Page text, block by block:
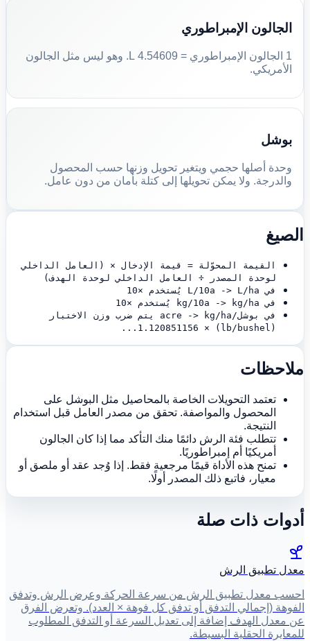
الجالون الإمبراطوري
1 الجالون الإمبراطوري = 4.54609 L. وهو ليس مثل الجالون
الأمريكي.
بوشل
وحدة أصلها حجمي ويتغير تحويل وزنها حسب المحصول
والدرجة. ولا يمكن تحويلها إلى كتلة بأمان من دون عامل.
الصيغ
القيمة المحوّلة = قيمة الإدخال × (العامل الداخلي
لوحدة المصدر ÷ العامل الداخلي لوحدة الهدف)
في L/10a -> L/ha يُستخدم ×10
في kg/10a -> kg/ha يُستخدم ×10
في بوشل/acre -> kg/ha يتم ضرب وزن الاختبار
(lb/bushel) × 1.120851156...
ملاحظات
تعتمد التحويلات الخاصة بالمحاصيل مثل البوشل على
المحصول والمواصفة. تحقق من مصدر العامل قبل استخدام
النتيجة.
تتطلب فئة الرش دائمًا منك التأكد مما إذا كان الجالون
أمريكيًا أم إمبراطوريًا.
تمنح هذه الأداة قيمًا مرجعية فقط. إذا وُجد عقد أو ملصق أو
معيار، فاتبع ذلك المصدر أولًا.
أدوات ذات صلة
معدل تطبيق الرش
احسب معدل تطبيق الرش من سرعة الحركة وعرض الرش وتدفق
الفوهة (إجمالي التدفق أو تدفق كل فوهة × العدد). وتعرض الفرق
عن معدل الهدف إضافة إلى تعديل السرعة أو التدفق المطلوب
للمعايرة الحقلية البسيطة.